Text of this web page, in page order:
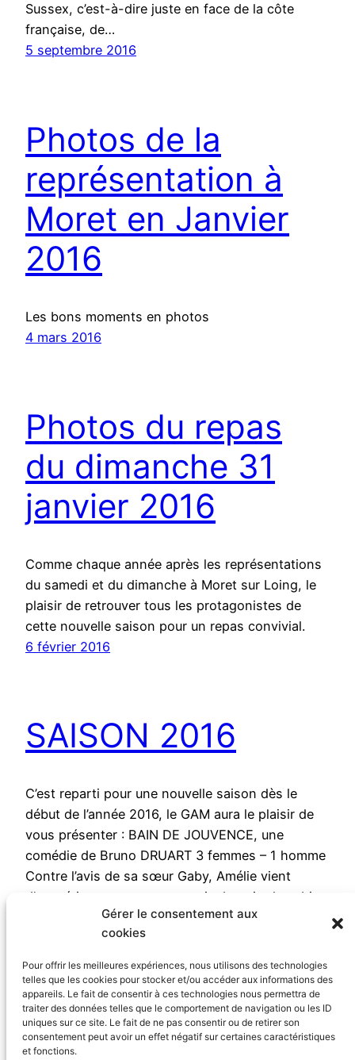
Gérer le consentement aux
cookies
Pour offrir les meilleures expériences, nous utilisons des technologies
telles que les cookies pour stocker et/ou accéder aux informations des
appareils. Le fait de consentir à ces technologies nous permettra de
traiter des données telles que le comportement de navigation ou les ID
uniques sur ce site. Le fait de ne pas consentir ou de retirer son
consentement peut avoir un effet négatif sur certaines caractéristiques
et fonctions.
Sussex, c’est-à-dire juste en face de la côte
française, de…
5 septembre 2016
Photos de la
représentation à
Moret en Janvier
2016
Les bons moments en photos
4 mars 2016
Photos du repas
du dimanche 31
janvier 2016
Comme chaque année après les représentations
du samedi et du dimanche à Moret sur Loing, le
plaisir de retrouver tous les protagonistes de
cette nouvelle saison pour un repas convivial.
6 février 2016
SAISON 2016
C’est reparti pour une nouvelle saison dès le
début de l’année 2016, le GAM aura le plaisir de
vous présenter : BAIN DE JOUVENCE, une
comédie de Bruno DRUART 3 femmes – 1 homme
Contre l’avis de sa sœur Gaby, Amélie vient
d’acquérir un appartement qui a besoin de subir
de sérieux travaux. Seule, la…
5 octobre 2015
Page suivante →